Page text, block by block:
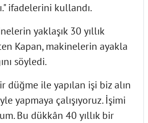
ifadelerini kullandı.
yaklaşık 30 yıllık
Kapan, makinelerin ayakla
söyledi.
düğme ile yapılan işi biz alın
yapmaya çalışıyoruz. İşimi
Bu dükkân 40 yıllık bir